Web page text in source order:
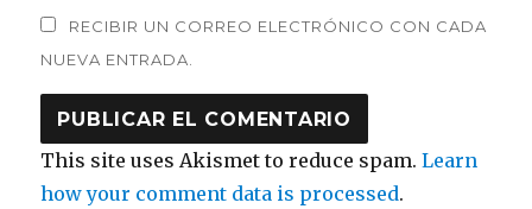
RECIBIR UN CORREO ELECTRÓNICO CON CADA
NUEVA ENTRADA.
This site uses Akismet to reduce spam.Learn
how your comment data is processed.